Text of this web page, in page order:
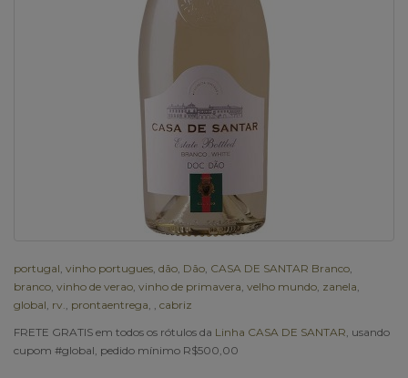
portugal vinho portugues dão Dão CASA DE SANTAR Branco
branco vinho de verao vinho de primavera velho mundo zanela
global rv. prontaentrega
cabriz
FRETE GRATIS em todos os rótulos da Linha CASA DE SANTAR , usando
cupom #global, pedido mínimo R$500,00